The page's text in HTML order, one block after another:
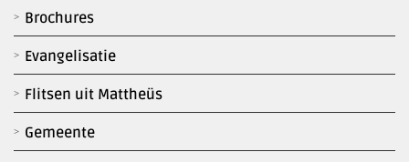
Brochures
Evangelisatie
Flitsen uit Mattheüs
Gemeente